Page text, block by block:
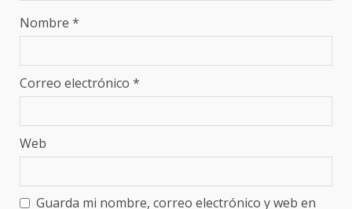
Nombre *
Correo electrónico *
Web
Guarda mi nombre, correo electrónico y web en